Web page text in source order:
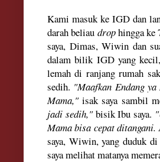
Kami masuk ke IGD dan
darah beliau drophingga ke
saya, Dimas, Wiwin dan
dalambilik IGD yang
lemah di ranjang rumah
sedih. "Maafkan Endang ya
Mama,"isak saya sambil
jadi sedih," bisik Ibu saya.
Mama bisa cepat ditangani.
saya, Wiwin, yang duduk
saya melihat matanya